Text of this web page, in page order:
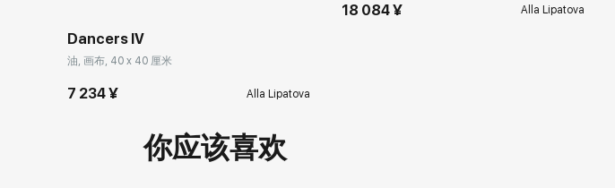
Dancers IV
油, 画布, 40 x 40 厘米
7 234 ¥ Alla Lipatova
18 084 ¥ Alla Lipatova
你应该喜欢